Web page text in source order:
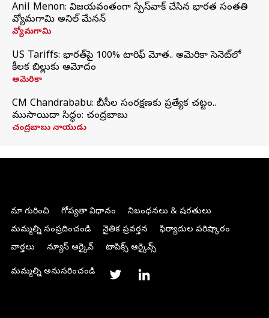
Anil Menon: విజయవంతంగా స్పేస్‌వాక్‌ చేసిన భారత సంతతి
వ్యోమగామి అనిల్‌ మేనన్
వ్యోమగామి
US Tariffs: భారత్‌పై 100% టారిఫ్‌ మోత.. అమెరికా సెనెట్‌లో
కీలక బిల్లుకు ఆమోదం
అమెరికా
CM Chandrababu: బీసీల సంరక్షణకు ప్రత్యేక చట్టం..
ముసాయిదా సిద్ధం: చంద్రబాబు
చంద్రబాబు నాయుడు
మా గురించి గోప్యతా విధానం
నిబంధనలు & షరతులు
మమ్మల్ని సంప్రదించండి
నైతిక ప్రవర్తన
ఫిర్యాదుల పరిష్కారం
వార్తలు
న్యూస్ ఆర్కైవ్ టాపిక్స్ ఆర్కైవ్స్
మమ్మల్ని అనుసరించండి